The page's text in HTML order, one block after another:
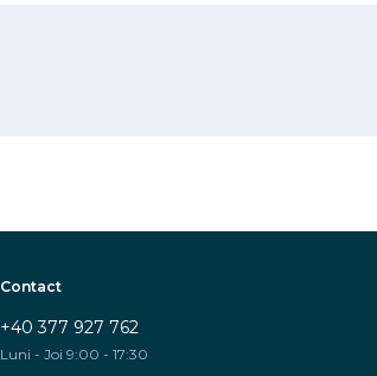
Contact
+40 377 927 762
Luni - Joi 9:00 - 17:30